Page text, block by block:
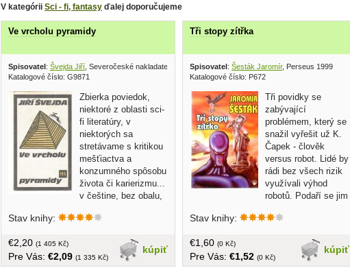
V kategórii Sci - fi, fantasy ďalej doporučujeme
Ve vrcholu pyramidy
Spisovatel: Švejda Jiří , Severočeské nakladatelství 1986
Katalogové číslo: G9871
Zbierka poviedok,
niektoré z oblasti sci-
fi literatúry, v
niektorých sa
stretávame s kritikou
mešťiactva a
konzumného spôsobu
života či karierizmu...
v češtine, bez obalu,
Stav knihy:
kúpiť
€2,20 (1 405 Kč)
Pre Vás: €2,09 (1 335 Kč)
Tři stopy zítřka
Spisovatel: Šesták Jaromír, Perseus 1999
Katalogové číslo: P672
Tři povidky se
zabývající
problémem, který se
snažil vyřešit už K.
Čapek - člověk
versus robot. Lidé by
rádi bez všech rizik
využívali výhod
robotů. Podaří se jim
karta se obrátí?.. v češtine, brožovaná,
Stav knihy:
kúpiť
€1,60 (0 Kč)
Pre Vás: €1,52 (0 Kč)